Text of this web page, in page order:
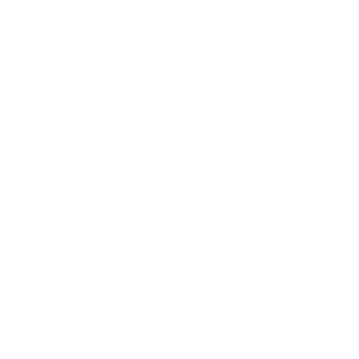
です。
ず変更すること